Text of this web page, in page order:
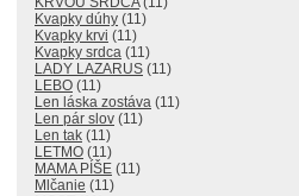
Kvapky dúhy (11)
Kvapky krvi (11)
Kvapky srdca (11)
LADY LAZARUS (11)
LEBO (11)
Len láska zostáva (11)
Len pár slov (11)
Len tak (11)
LETMO (11)
MAMA PÍŠE (11)
Mlčanie (11)